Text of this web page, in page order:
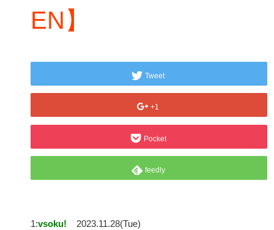
EN】
Tweet
+1
Pocket
feedly
1:vsoku!
2023.11.28(Tue)